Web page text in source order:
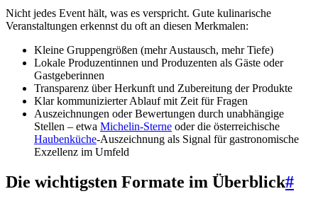
Nicht jedes Event hält, was es verspricht. Gute kulinarische
Veranstaltungen erkennst du oft an diesen Merkmalen:
Kleine Gruppengrößen (mehr Austausch, mehr Tiefe)
Lokale Produzentinnen und Produzenten als Gäste oder
Gastgeberinnen
Transparenz über Herkunft und Zubereitung der Produkte
Klar kommunizierter Ablauf mit Zeit für Fragen
Auszeichnungen oder Bewertungen durch unabhängige
Stellen – etwa Michelin-Sterne oder die österreichische
Haubenküche-Auszeichnung als Signal für gastronomische
Exzellenz im Umfeld
Die wichtigsten Formate im Überblick#